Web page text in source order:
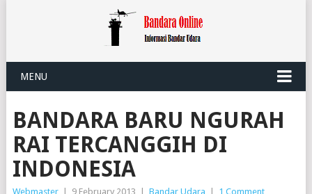
MENU
BANDARA BARU NGURAH
RAI TERCANGGIH DI
INDONESIA
Webmaster 9 February 2013 Bandar Udara 1 Comment